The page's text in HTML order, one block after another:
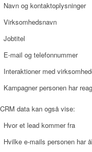
Navn og kontaktoplysninger
Virksomhedsnavn
Jobtitel
E-mail og telefonnummer
Interaktioner med
Kampagner personen har
CRM data kan også vise:
Hvor et lead kommer fra
Hvilke e-mails personen har